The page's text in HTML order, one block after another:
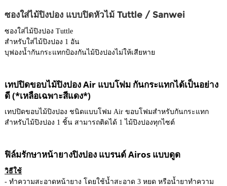
ซองใส่ไม้ปิงปอง แบบปิดหัวไม้ Tuttle / Sanwei
ซองใส่ไม้ปิงปอง Tuttle
สำหรับใส่ไม้ปิงปอง 1 อัน
บุฟองน้ำกันกระแทกป้องกันไม้ปิงปองไม่ให้เสียหาย
เทปปิดขอบไม้ปิงปอง Air แบบโฟม กันกระแทกได้เป็นอย่าง
ดี (*เหลือเฉพาะสีแดง*)
เทปปิดขอบไม้ปิงปอง ชนิดแบบโฟม Air ขอบโฟมสำหรับกันกระแทก
สำหรับไม้ปิงปอง 1 ชิ้น สามารถติดได้ 1 ไม้ปิงปองทุกไซต์
ฟิล์มรักษาหน้ายางปิงปอง แบรนด์ Airos แบบดูด
วิธีใช้
- ทำความสะอาดหน้ายาง โดยใช้น้ำสะอาด 3 หยด หรือน้ำยาทำความ